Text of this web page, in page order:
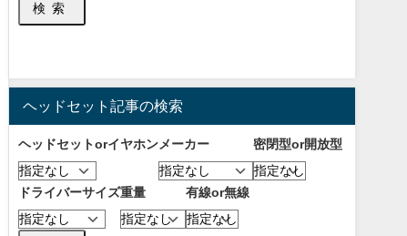
検索
ヘッドセット記事の検索
ヘッドセットorイヤホン メーカー 密閉型or開放型
ドライバーサイズ重量 有線or無線